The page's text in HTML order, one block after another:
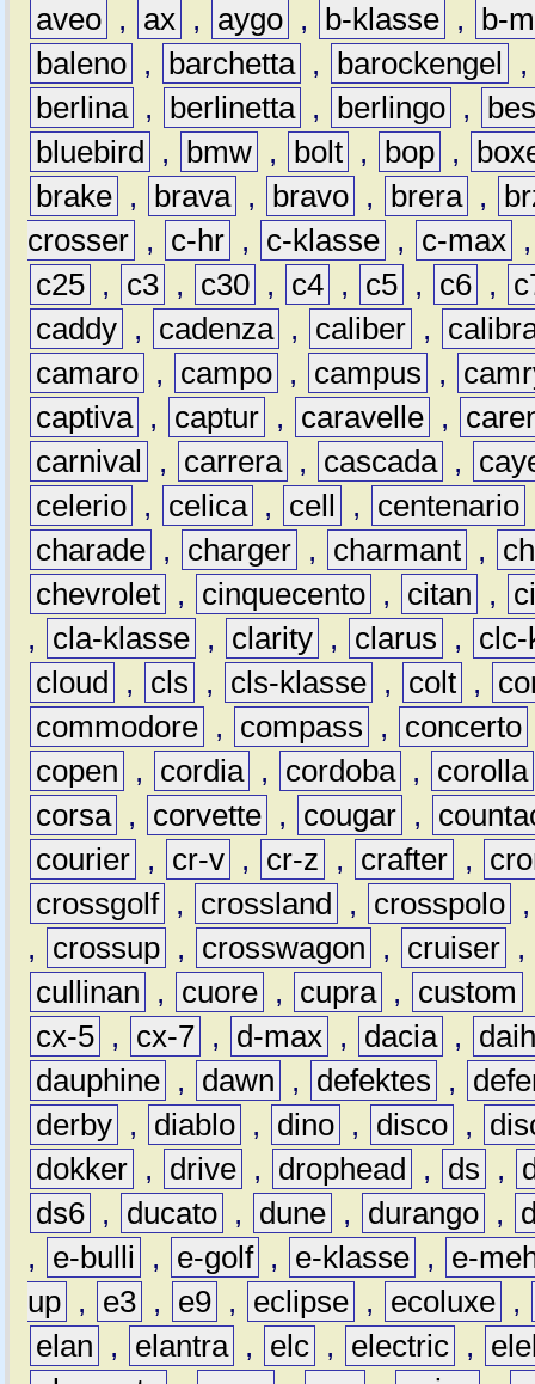
aveo , ax , aygo , b-klasse ,
b-
baleno , barchetta , barockengel
berlina , berlinetta , berlingo ,
bluebird
, bmw , bolt , bop ,
brake , brava , bravo , brera ,
crosser , c-hr , c-klasse , c-max
c25 , c3 , c30 , c4 , c5 , c6 ,
caddy , cadenza , caliber ,
camaro , campo , campus ,
captiva , captur , caravelle ,
carnival
, carrera , cascada ,
celerio , celica , cell , centenario
charade , charger , charmant ,
chevrolet , cinquecento , citan ,
,
cla-klasse , clarity , clarus ,
clc-
cloud
, cls , cls-klasse , colt ,
commodore , compass , concerto
copen
, cordia , cordoba ,
corolla
corsa , corvette , cougar ,
courier , cr-v , cr-z , crafter ,
crossgolf , crossland , crosspolo
,
crossup , crosswagon , cruiser ,
cullinan
, cuore , cupra , custom
cx-5 , cx-7 , d-max , dacia ,
dauphine , dawn , defektes ,
derby , diablo , dino , disco ,
dokker , drive , drophead , ds ,
ds6 , ducato , dune , durango ,
,
e-bulli , e-golf , e-klasse ,
e-
up , e3 , e9 , eclipse , ecoluxe ,
elan
, elantra , elc , electric ,